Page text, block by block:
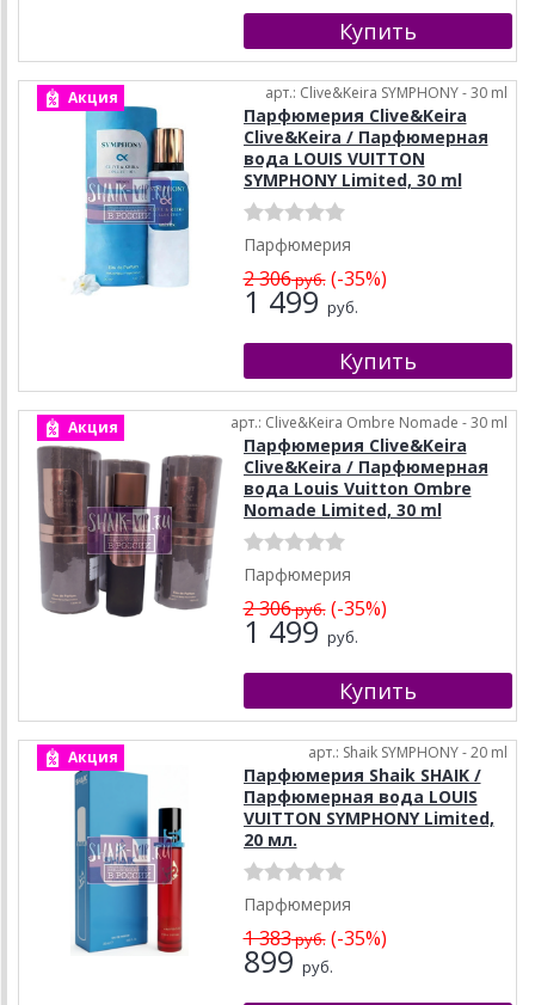
Акция арт.: Clive&Keira SYMPHONY - 30 ml
Парфюмерия Clive&Keira
Clive&Keira / Парфюмерная
вода LOUIS VUITTON
SYMPHONY Limited, 30 ml
Парфюмерия
2 306руб.(-35%)
1 499 руб.
Акция арт.: Clive&Keira Ombre Nomade - 30 ml
Парфюмерия Clive&Keira
Clive&Keira / Парфюмерная
вода Louis Vuitton Ombre
Nomade Limited, 30 ml
Парфюмерия
2 306руб.(-35%)
1 499 руб.
Акция арт.: Shaik SYMPHONY - 20 ml
Парфюмерия Shaik SHAIK /
Парфюмерная вода LOUIS
VUITTON SYMPHONY Limited,
20 мл.
Парфюмерия
1 383руб.(-35%)
899 руб.